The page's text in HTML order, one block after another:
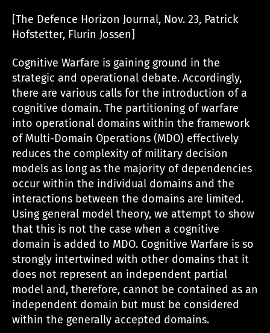
u
h
[The Defence Horizon Journal, Nov. 23, Patrick
Hofstetter, Flurin Jossen]
Cognitive Warfare is gaining ground in the
strategic and operational debate. Accordingly,
there are various calls for the introduction of a
cognitive domain. The partitioning of warfare
into operational domains within the framework
of Multi-Domain Operations (MDO) effectively
reduces the complexity of military decision
models as long as the majority of dependencies
occur within the individual domains and the
interactions between the domains are limited.
Using general model theory, we attempt to show
that this is not the case when a cognitive
domain is added to MDO. Cognitive Warfare is so
strongly intertwined with other domains that it
does not represent an independent partial
model and, therefore, cannot be contained as an
independent domain but must be considered
within the generally accepted domains.